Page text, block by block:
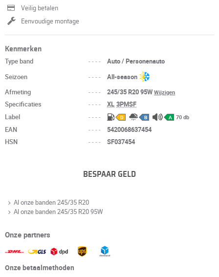
Veilig betalen
Eenvoudige montage
Kenmerken
Type band ----
Auto / Personenauto
Seizoen
----
All-season
Afmeting
---- 245/35 R20 95WWijzigen
Specificaties ---- XL 3PMSF
Label
---- D B A 70 db
EAN ----
5420068637454
HSN
---- SF037454
BESPAAR GELD
Al onze banden 245/35 R20
Al onze banden 245/35 R20 95W
Onze partners
Onze betaalmethoden